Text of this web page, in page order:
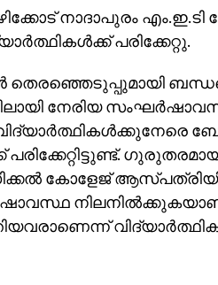
നാദാപുരം
പരിക്കേറ്റു.
നേരിയ
കോളേജ്